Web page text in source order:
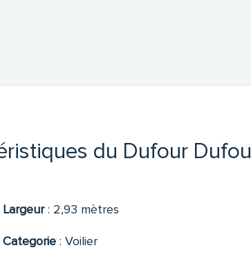
du Dufour
Largeur: 2,93 mètres
Categorie :Voilier